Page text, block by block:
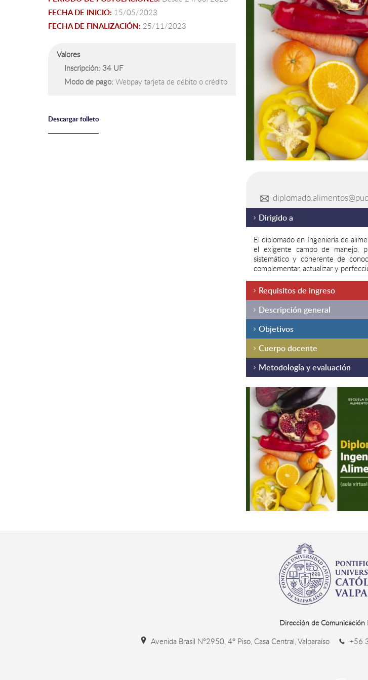
FECHA DE INICIO: 15/05/2023
FECHA DE FINALIZACIÓN: 25/11/2023
Valores
Inscripción: 34 UF
Modo de pago: Webpay tarjeta de débito o crédito
Descargar folleto
Dirigido a
El diplomado en Ingeniería de
el exigente campo de manejo,
sistemático y coherente de
complementar, actualizar y
Requisitos de ingreso
Descripción general
Objetivos
Cuerpo docente
Metodología y evaluación
Dirección de Comunicación
Avenida Brasil N°2950, 4° Piso, Casa Central, Valparaíso +56